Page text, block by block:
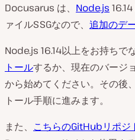
Docusarus は、 Node.js
ァイルSSGなので、 追加のデ
Node.js 16.14以上をお持ちで
トールするか、現在のバージ
から始めてください。その後
トール手順に進みます。
また、 こちらのGitHubリポジ